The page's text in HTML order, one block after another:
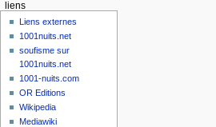
liens
Liens externes
1001nuits.net
soufisme sur
1001nuits.net
1001-nuits.com
OR Editions
Wikipedia
Mediawiki